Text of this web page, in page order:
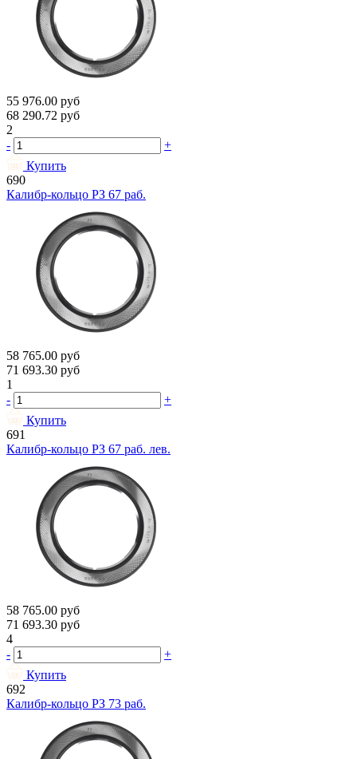
55 976.00 руб
68 290.72 руб
2
-
+
Купить
690
Калибр-кольцо РЗ 67 раб.
58 765.00 руб
71 693.30 руб
1
-
+
Купить
691
Калибр-кольцо РЗ 67 раб. лев.
58 765.00 руб
71 693.30 руб
4
-
+
Купить
692
Калибр-кольцо РЗ 73 раб.